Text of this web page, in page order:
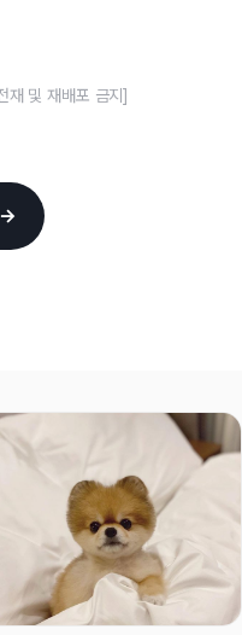
재 및 재배포 금지]
→